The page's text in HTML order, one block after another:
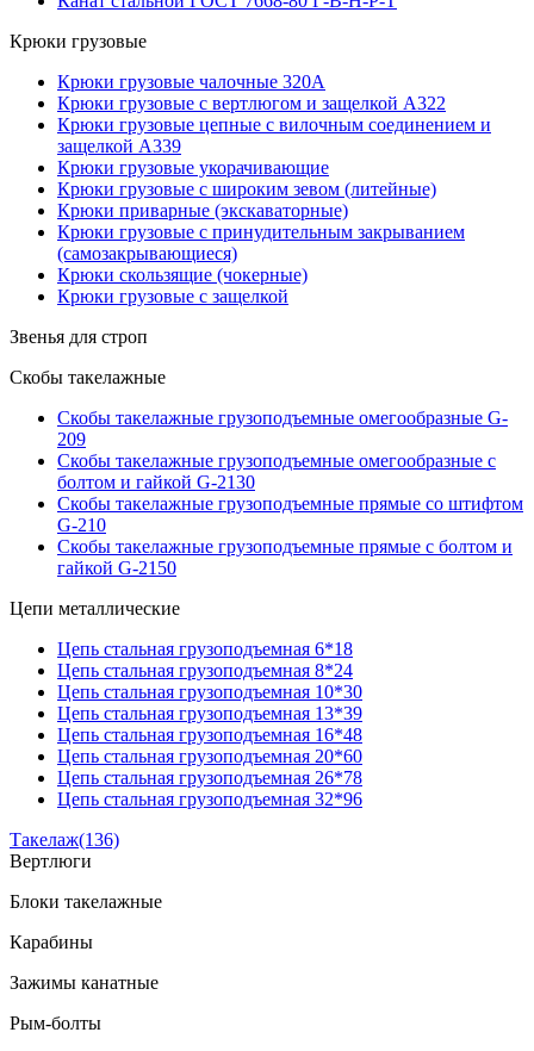
Крюки грузовые
Крюки грузовые чалочные 320А
Крюки грузовые с вертлюгом и защелкой А322
Крюки грузовые цепные с вилочным соединением и
защелкой А339
Крюки грузовые укорачивающие
Крюки грузовые с широким зевом (литейные)
Крюки приварные (экскаваторные)
Крюки грузовые с принудительным закрыванием
(самозакрывающиеся)
Крюки скользящие (чокерные)
Крюки грузовые с защелкой
Звенья для строп
Скобы такелажные
Скобы такелажные грузоподъемные омегообразные G-
209
Скобы такелажные грузоподъемные омегообразные с
болтом и гайкой G-2130
Скобы такелажные грузоподъемные прямые со штифтом
G-210
Скобы такелажные грузоподъемные прямые с болтом и
гайкой G-2150
Цепи металлические
Цепь стальная грузоподъемная 6*18
Цепь стальная грузоподъемная 8*24
Цепь стальная грузоподъемная 10*30
Цепь стальная грузоподъемная 13*39
Цепь стальная грузоподъемная 16*48
Цепь стальная грузоподъемная 20*60
Цепь стальная грузоподъемная 26*78
Цепь стальная грузоподъемная 32*96
Такелаж(136)
Вертлюги
Блоки такелажные
Карабины
Зажимы канатные
Рым-болты